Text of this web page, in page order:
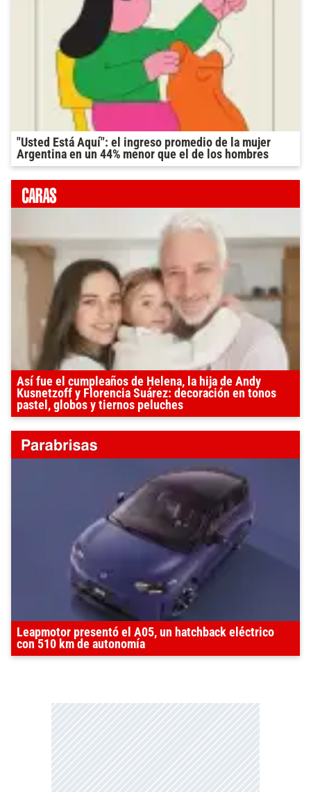
"Usted Está Aquí": el ingreso promedio de la mujer
Argentina en un 44% menor que el de los hombres
Así fue el cumpleaños de Helena, la hija de Andy
Kusnetzoff y Florencia Suárez: decoración en tonos
pastel, globos y tiernos peluches
Leapmotor presentó el A05, un hatchback eléctrico
con 510 km de autonomía